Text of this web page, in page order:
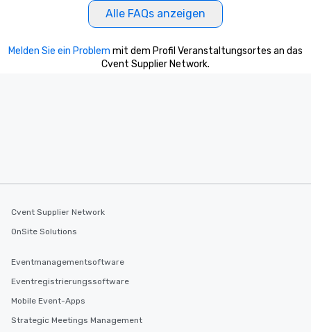
Alle FAQs anzeigen
Melden Sie ein Problem mit dem Profil Veranstaltungsortes an das
Cvent Supplier Network.
Cvent Supplier Network
OnSite Solutions
Eventmanagementsoftware
Eventregistrierungssoftware
Mobile Event-Apps
Strategic Meetings Management